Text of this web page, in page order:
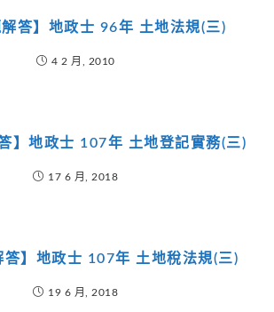
解答】地政士 96年 土地法規(三)
4 2 月, 2010
】地政士 107年 土地登記實務(三)
17 6 月, 2018
答】地政士 107年 土地稅法規(三)
19 6 月, 2018